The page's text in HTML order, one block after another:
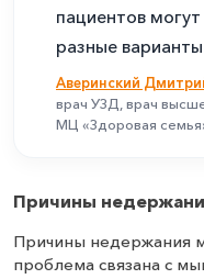
пациентов
разные
Аверинский
врач УЗД, врач
МЦ «Здоровая
Причины
Причины недержания
проблема связана с